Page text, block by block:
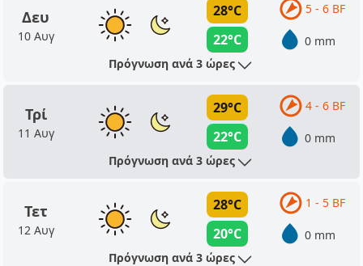
Δευ
10 Αυγ
28°C
22°C
5 - 6 BF
0 mm
Πρόγνωση ανά 3 ώρες
Τρί
11 Αυγ
29°C
22°C
4 - 6 BF
0 mm
Πρόγνωση ανά 3 ώρες
Τετ
12 Αυγ
28°C
20°C
1 - 5 BF
0 mm
Πρόγνωση ανά 3 ώρες